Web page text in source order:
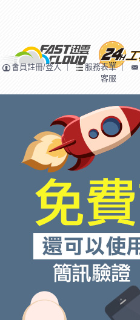
會員註冊/登入｜ 服務表單｜
客服